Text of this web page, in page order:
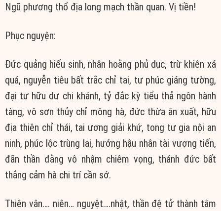
Ngũ phương thổ địa long mạch thần quan. Vị tiền!
Phục nguyện:
Đức quảng hiếu sinh, nhân hoằng phủ dục, trừ khiên xá
quá, nguyễn tiêu bất trắc chỉ tai, tư phúc giáng tường,
đại tư hữu dư chi khánh, tỷ đắc kỳ tiểu thả ngôn hành
tàng, vô sơn thủy chỉ mông hà, đức thừa ân xuất, hữu
địa thiên chỉ thái, tai ương giải khứ, tong tư gia nội an
ninh, phúc lộc trùng lai, hướng hậu nhân tài vượng tiến,
đãn thần đằng vô nhậm chiêm vọng, thánh đức bất
thắng cảm hà chi trí cần sớ.
Thiên vân…. niên… nguyệt….nhật, thần đệ tử thành tâm